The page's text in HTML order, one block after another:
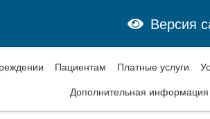
Версия
Пациентам Платные услуги
Дополнительная информация